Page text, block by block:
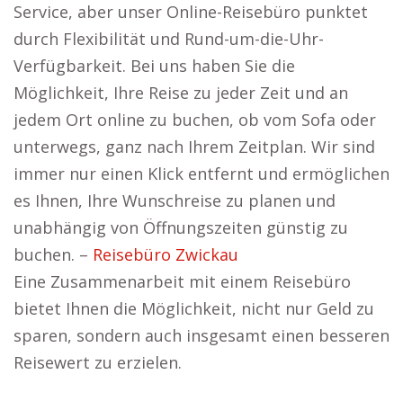
Service, aber unser Online-Reisebüro punktet
durch Flexibilität und Rund-um-die-Uhr-
Verfügbarkeit. Bei uns haben Sie die
Möglichkeit, Ihre Reise zu jeder Zeit und an
jedem Ort online zu buchen, ob vom Sofa oder
unterwegs, ganz nach Ihrem Zeitplan. Wir sind
immer nur einen Klick entfernt und ermöglichen
es Ihnen, Ihre Wunschreise zu planen und
unabhängig von Öffnungszeiten günstig zu
buchen. – Reisebüro Zwickau
Eine Zusammenarbeit mit einem Reisebüro
bietet Ihnen die Möglichkeit, nicht nur Geld zu
sparen, sondern auch insgesamt einen besseren
Reisewert zu erzielen.